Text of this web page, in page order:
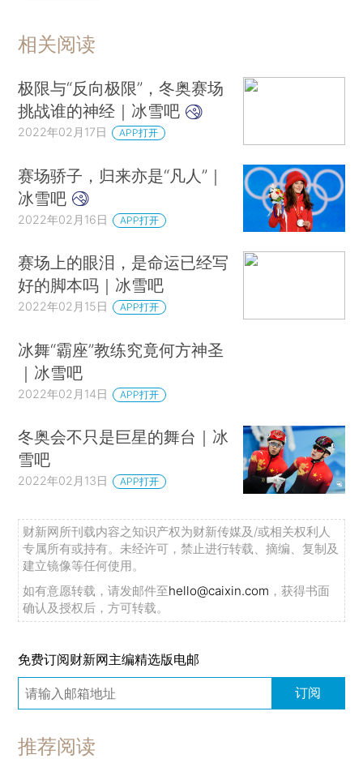
相关阅读
极限与“反向极限”，冬奥赛场
挑战谁的神经｜冰雪吧
2022年02月17日 APP打开
赛场骄子，归来亦是“凡人”｜
冰雪吧
2022年02月16日 APP打开
赛场上的眼泪，是命运已经写
好的脚本吗｜冰雪吧
2022年02月15日 APP打开
冰舞“霸座”教练究竟何方神圣
｜冰雪吧
2022年02月14日 APP打开
冬奥会不只是巨星的舞台｜冰
雪吧
2022年02月13日 APP打开
财新网所刊载内容之知识产权为财新传媒及/或相关权利人
专属所有或持有。未经许可，禁止进行转载、摘编、复制及
建立镜像等任何使用。
如有意愿转载，请发邮件至hello@caixin.com ，获得书面
确认及授权后，方可转载。
免费订阅财新网主编精选版电邮
订阅
推荐阅读